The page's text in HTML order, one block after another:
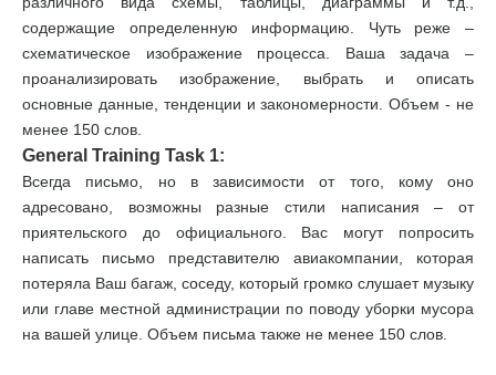
содержащие определенную информацию. Чуть реже –
схематическое изображение процесса. Ваша задача –
проанализировать изображение, выбрать и описать
основные данные, тенденции и закономерности. Объем - не
менее 150 слов.
General Training Task 1:
Всегда письмо, но в зависимости от того, кому оно
адресовано, возможны разные стили написания – от
приятельского до официального. Вас могут попросить
написать письмо представителю авиакомпании, которая
потеряла Ваш багаж, соседу, который громко слушает музыку
или главе местной администрации по поводу уборки мусора
на вашей улице. Объем письма также не менее 150 слов.